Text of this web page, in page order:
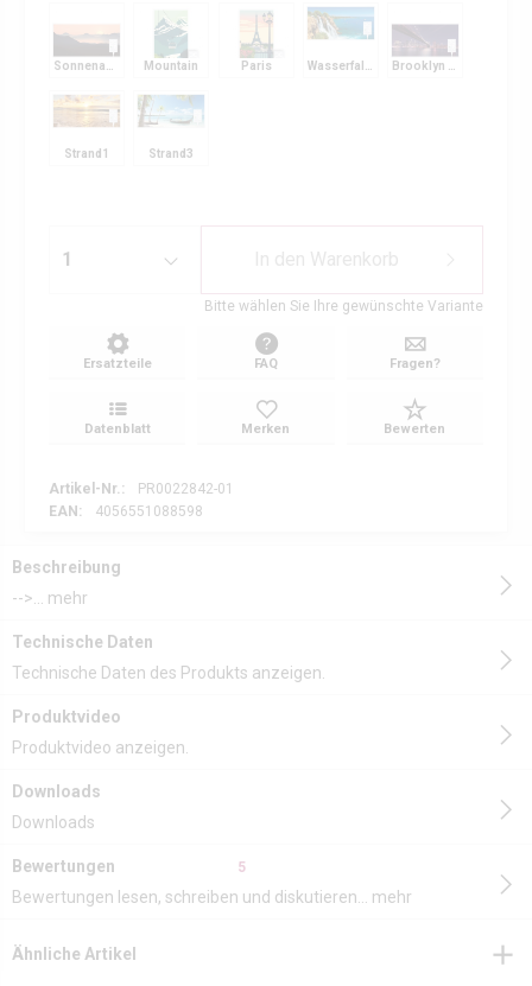
Mountain Paris
Strand1 Strand3
Bitte wählen Sie Ihre gewünschte Variante
Ersatzteile FAQ Fragen?
Datenblatt Merken Bewerten
Artikel-Nr.:
PR0022842-01
EAN:
4056551088598
Beschreibung
-->...
mehr
Technische Daten
Technische Daten des Produkts anzeigen.
Produktvideo
Produktvideo anzeigen.
Downloads
Downloads
Bewertungen 5
Bewertungen lesen, schreiben und diskutieren... mehr
Ähnliche Artikel